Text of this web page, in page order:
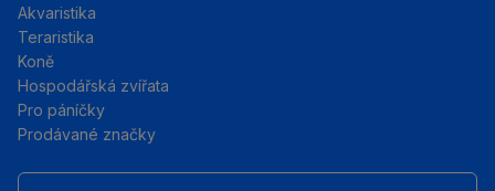
Akvaristika
Teraristika
Koně
Hospodářská zvířata
Pro páníčky
Prodávané značky